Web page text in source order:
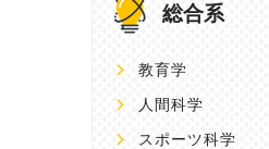
総合系
教育学
人間科学
スポーツ科学